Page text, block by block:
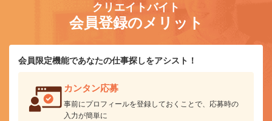
クリエイトバイト
会員登録のメリット
会員限定機能であなたの仕事探しをアシスト！
カンタン応募
事前にプロフィールを登録しておくことで、応募時の
入力が簡単に